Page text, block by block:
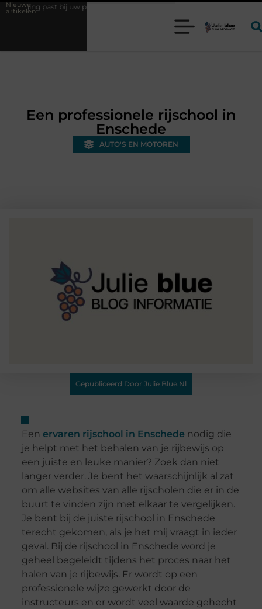
Nieuwe
artikelen
uw productieproces?
Een professionele rijschool in
Enschede
AUTO'S EN MOTOREN
Gepubliceerd Door Julie Blue.nl
Een ervaren rijschool in Enschede nodig die
je helpt met het behalen van je rijbewijs op
een juiste en leuke manier? Zoek dan niet
langer verder. Je bent het waarschijnlijk al zat
om alle websites van alle rijscholen die er in de
buurt te vinden zijn met elkaar te vergelijken.
Je bent bij de juiste rijschool in Enschede
terecht gekomen, als je het mij vraagt in ieder
geval. Bij de rijschool in Enschede word je
geheel begeleidt tijdens het proces naar het
halen van je rijbewijs. Er wordt op een
professionele wijze gewerkt door de
instructeurs en er wordt veel waarde gehecht